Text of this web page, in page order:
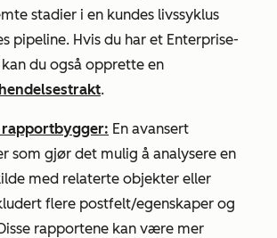
stadier i en kundes livssyklus
pipeline. Hvis du har et Enterprise-
kan du også opprette en
hendelsestrakt.
rapportbygger: En avansert
som gjør det mulig å analysere en
med relaterte objekter eller
flere postfelt/egenskaper og
rapportene kan være mer